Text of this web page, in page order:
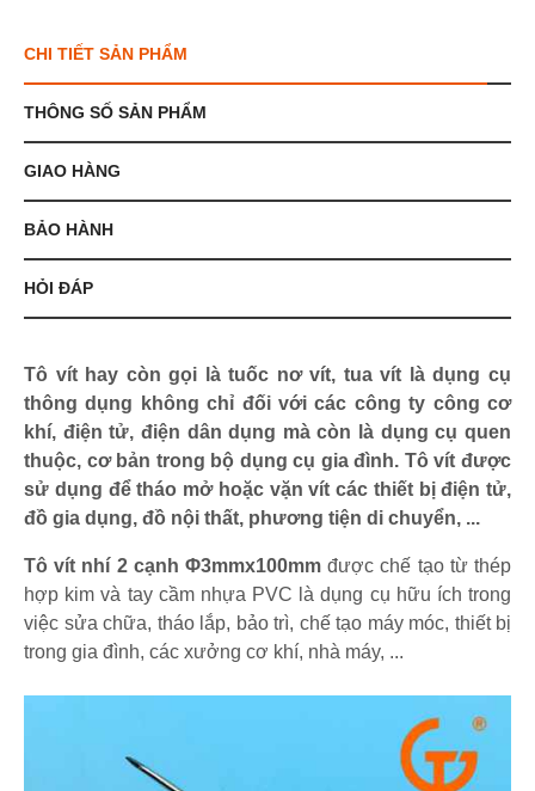
CHI TIẾT SẢN PHẨM
THÔNG SỐ SẢN PHẨM
GIAO HÀNG
BẢO HÀNH
HỎI ĐÁP
Tô vít hay còn gọi là tuốc nơ vít, tua vít là dụng cụ
thông dụng không chỉ đối với các công ty công cơ
khí, điện tử, điện dân dụng mà còn là dụng cụ quen
thuộc, cơ bản trong bộ dụng cụ gia đình. Tô vít được
sử dụng để tháo mở hoặc vặn vít các thiết bị điện tử,
đồ gia dụng, đồ nội thất, phương tiện di chuyển, ...
Tô vít nhí 2 cạnh Φ3mmx100mm được chế tạo từ thép
hợp kim và tay cầm nhựa PVC là dụng cụ hữu ích trong
việc sửa chữa, tháo lắp, bảo trì, chế tạo máy móc, thiết bị
trong gia đình, các xưởng cơ khí, nhà máy, ...